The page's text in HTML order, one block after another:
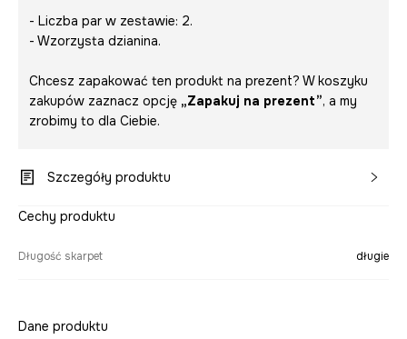
- Liczba par w zestawie: 2.
- Wzorzysta dzianina.
Chcesz zapakować ten produkt na prezent? W koszyku
zakupów zaznacz opcję „Zapakuj na prezent”, a my
zrobimy to dla Ciebie.
Szczegóły produktu
Cechy produktu
Długość skarpet długie
Dane produktu